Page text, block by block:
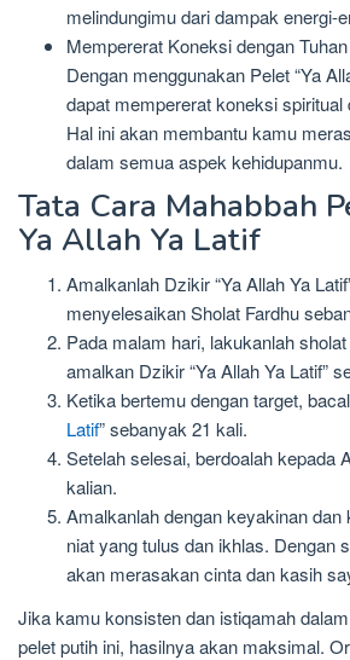
melindungimu dari dampak energi-
Mempererat Koneksi dengan Tuhan
Dengan menggunakan Pelet “Ya
dapat mempererat koneksi spiritual
Hal ini akan membantu kamu
dalam semua aspek kehidupanmu.
Tata Cara Mahabbah
Ya Allah Ya Latif
Amalkanlah Dzikir “Ya Allah Ya
menyelesaikan Sholat Fardhu
Pada malam hari, lakukanlah
amalkan Dzikir “Ya Allah Ya Latif”
Ketika bertemu dengan target,
Latif” sebanyak 21 kali.
Setelah selesai, berdoalah kepada
kalian.
Amalkanlah dengan keyakinan dan
niat yang tulus dan ikhlas. Dengan
akan merasakan cinta dan kasih
Jika kamu konsisten dan istiqamah
pelet putih ini, hasilnya akan maksimal.